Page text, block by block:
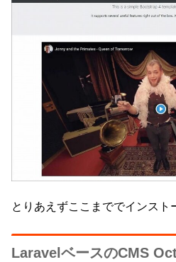
とりあえずここまででインスト
LaravelベースのCMS